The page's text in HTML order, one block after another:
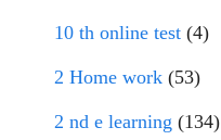
10 th online test (4)
2 Home work (53)
2 nd e learning (134)